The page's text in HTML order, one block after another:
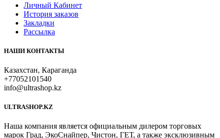
Личный Кабинет
История заказов
Закладки
Рассылка
НАШИ КОНТАКТЫ
Казахстан, Караганда
+77052101540
info@ultrashop.kz
ULTRASHOP.KZ
Наша компания является официальным дилером торговых
марок Град, ЭкоСнайпер, Чистон, ГЕТ, а также эксклюзивным